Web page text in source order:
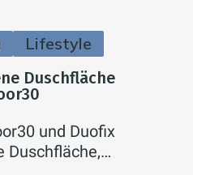
Lifestyle
Duschfläche
und Duofix
Duschfläche,